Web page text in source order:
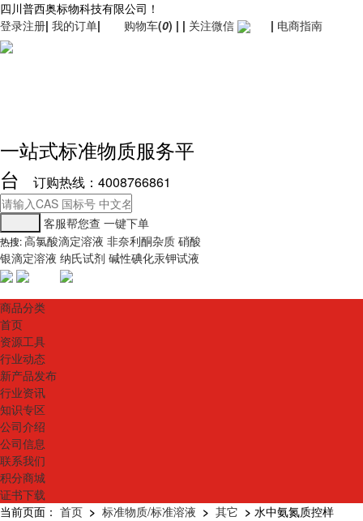
四川普西奥标物科技有限公司！
登录注册| 我的订单| 购物车(0) | | 关注微信 | 电商指南
一站式标准物质服务平
台
订购热线：4008766861
客服帮您查 一键下单
热搜:高氯酸滴定溶液 非奈利酮杂质 硝酸
银滴定溶液 纳氏试剂 碱性碘化汞钾试液
商品分类
首页
资源工具
行业动态
新产品发布
行业资讯
知识专区
公司介绍
公司信息
联系我们
积分商城
证书下载
当前页面： 首页 > 标准物质/标准溶液 > 其它 > 水中氨氮质控样